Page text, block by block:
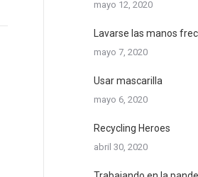
mayo 12, 2020
Lavarse las manos
mayo 7, 2020
Usar mascarilla
mayo 6, 2020
Recycling Heroes
abril 30, 2020